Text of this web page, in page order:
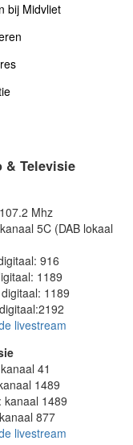
bij Midvliet
& Televisie
Mhz
5C (DAB lokaal
916
1189
1189
livestream
41
1489
kanaal 1489
877
livestream